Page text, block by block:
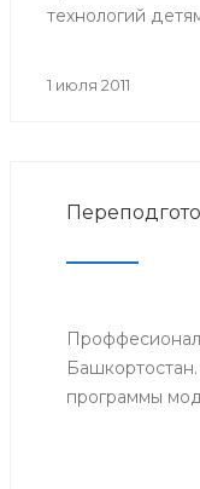
технологий
Министерства
1 июля 2011
программы